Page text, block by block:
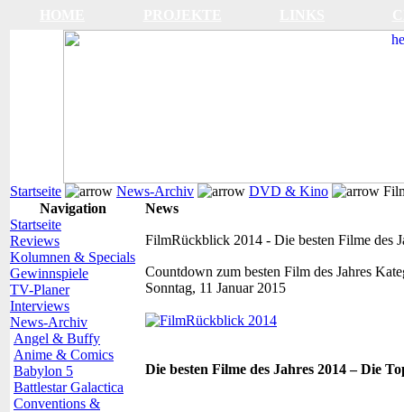
Startseite News-Archiv DVD & Kino
Navigation
Startseite
Reviews
Kolumnen & Specials
Gewinnspiele
TV-Planer
Interviews
News-Archiv
Angel & Buffy
Anime & Comics
Babylon 5
Battlestar Galactica
Conventions &
News
FilmRückblick 2014 - Die besten Filme des
Countdown zum besten Film des Jahres
Sonntag, 11 Januar 2015
Die besten Filme des Jahres 2014 – Die